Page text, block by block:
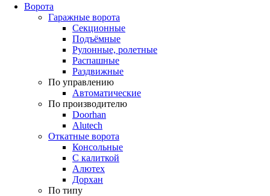
Ворота
Гаражные ворота
Секционные
Подъёмные
Рулонные, ролетные
Распашные
Раздвижные
По управлению
Автоматические
По производителю
Doorhan
Alutech
Откатные ворота
Консольные
С калиткой
Алютех
Дорхан
По типу